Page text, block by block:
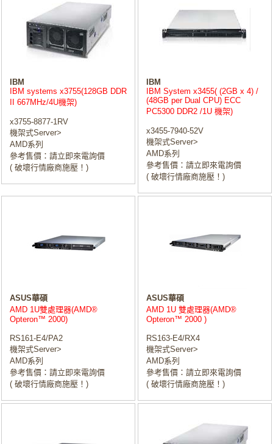
IBM
IBM systems x3755(128GB DDR
II 667MHz/4U機架)
x3755-8877-1RV
機架式Server>
AMD系列
參考售價：請立即來電詢價
( 破壞行情廠商施壓！)
IBM
IBM System x3455( (2GB x 4) /
(48GB per Dual CPU) ECC
PC5300 DDR2 /1U 機架)
x3455-7940-52V
機架式Server>
AMD系列
參考售價：請立即來電詢價
( 破壞行情廠商施壓！)
ASUS華碩
AMD 1U雙處理器(AMD®
Opteron™ 2000)
RS161-E4/PA2
機架式Server>
AMD系列
參考售價：請立即來電詢價
( 破壞行情廠商施壓！)
ASUS華碩
AMD 1U 雙處理器(AMD®
Opteron™ 2000 )
RS163-E4/RX4
機架式Server>
AMD系列
參考售價：請立即來電詢價
( 破壞行情廠商施壓！)